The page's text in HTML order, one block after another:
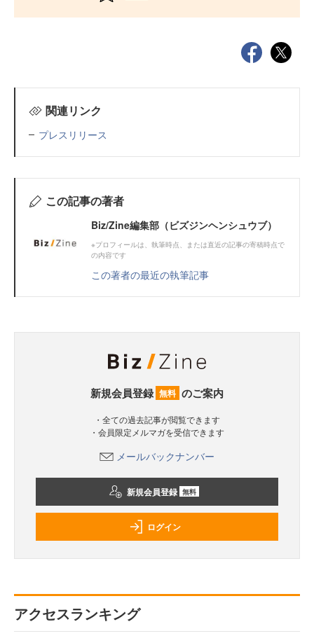
関連リンク
プレスリリース
この記事の著者
Biz/Zine編集部（ビズジンヘンシュウブ）
※プロフィールは、執筆時点、または直近の記事の寄稿時点で
の内容です
この著者の最近の執筆記事
新規会員登録 無料 のご案内
・全ての過去記事が閲覧できます
・会員限定メルマガを受信できます
メールバックナンバー
新規会員登録 無料
ログイン
アクセスランキング